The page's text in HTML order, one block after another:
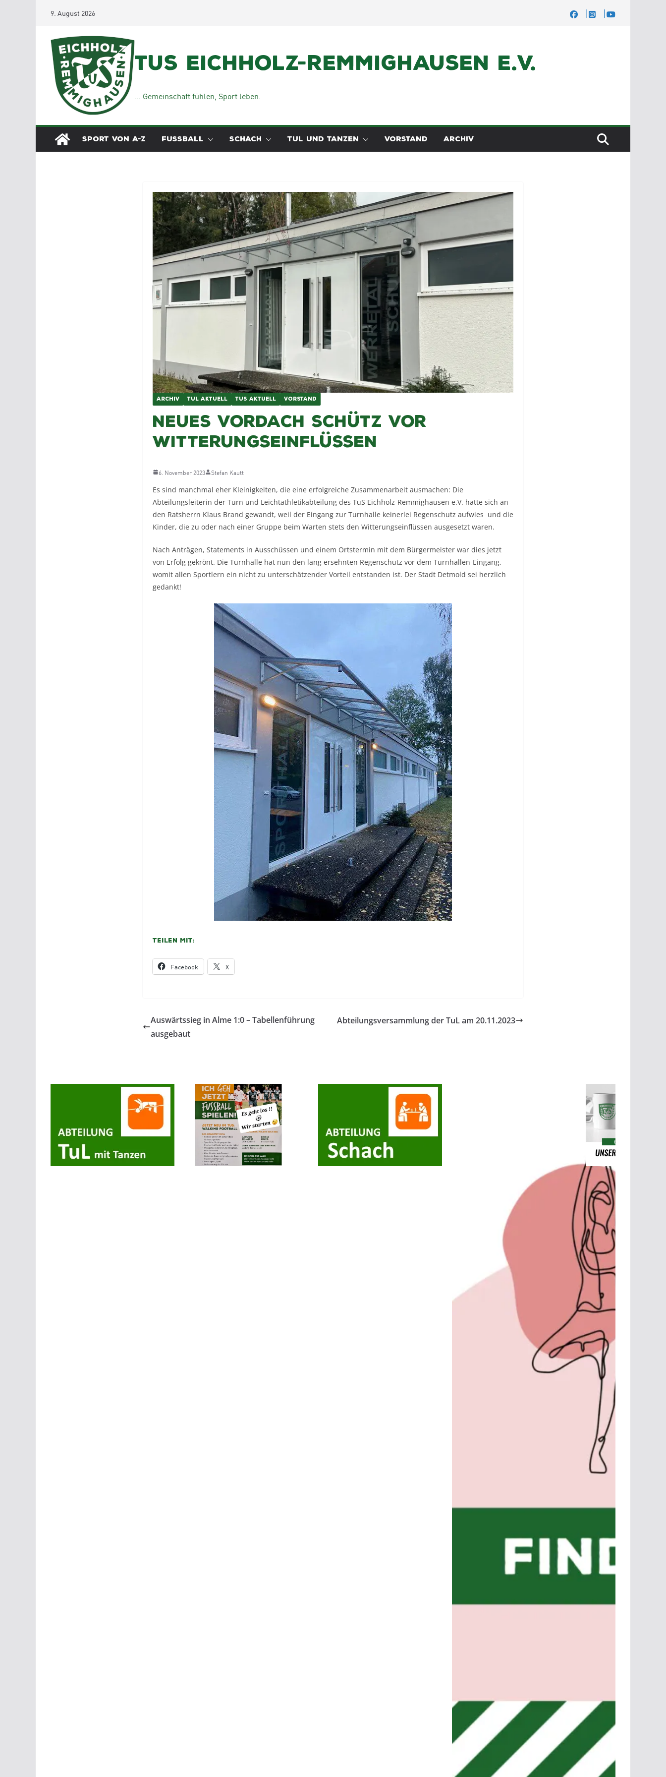
springen
9. August 2026
TuS Eichholz-Remmighausen e.V.
… Gemeinschaft fühlen, Sport leben.
SPORT VON A-Z FUSSBALL SCHACH TUL UND TANZEN VORSTAND ARCHIV
ARCHIV TUL AKTUELL TUS AKTUELL VORSTAND
Neues Vordach schütz vor
Witterungseinflüssen
6. November 2023 Stefan Kautt
Es sind manchmal eher Kleinigkeiten, die eine erfolgreiche Zusammenarbeit ausmachen: Die
Abteilungsleiterin der Turn und Leichtathletikabteilung des TuS Eichholz-Remmighausen e.V. hatte sich an
den Ratsherrn Klaus Brand gewandt, weil der Eingang zur Turnhalle keinerlei Regenschutz aufwies und die
Kinder, die zu oder nach einer Gruppe beim Warten stets den Witterungseinflüssen ausgesetzt waren.
Nach Anträgen, Statements in Ausschüssen und einem Ortstermin mit dem Bürgermeister war dies jetzt
von Erfolg gekrönt. Die Turnhalle hat nun den lang ersehnten Regenschutz vor dem Turnhallen-Eingang,
womit allen Sportlern ein nicht zu unterschätzender Vorteil entstanden ist. Der Stadt Detmold sei herzlich
gedankt!
Teilen mit:
Facebook X
Auswärtssieg in Alme 1:0 – Tabellenführung
ausgebaut
Abteilungsversammlung der TuL am 20.11.2023